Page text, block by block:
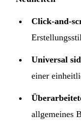
Click-and-
Erstellungsstil
Universal
einer
allgemeines